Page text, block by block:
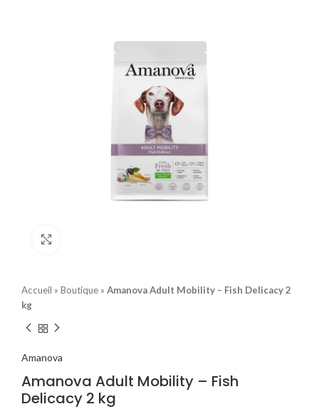
Accueil » Boutique » Amanova Adult Mobility – Fish Delicacy 2
kg
Amanova
Amanova Adult Mobility – Fish
Delicacy 2 kg